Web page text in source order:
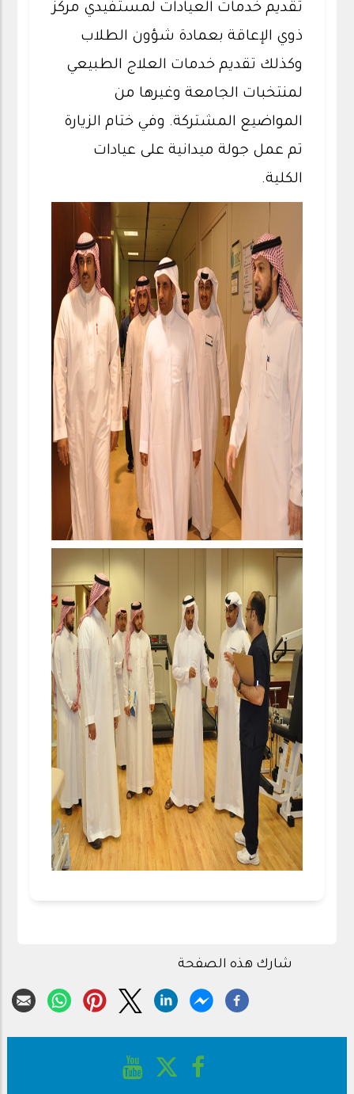
تقديم خدمات العيادات لمستفيدي مركز
ذوي الإعاقة بعمادة شؤون الطلاب
وكذلك تقديم خدمات العلاج الطبيعي
لمنتخبات الجامعة وغيرها من
المواضيع المشتركة. وفي ختام الزيارة
تم عمل جولة ميدانية على عيادات
الكلية.
شارك هذه الصفحة